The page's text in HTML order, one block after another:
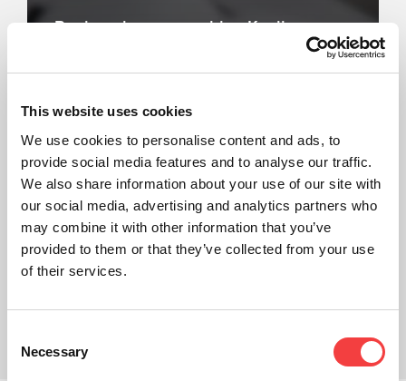
This website uses cookies
We use cookies to personalise content and ads, to
provide social media features and to analyse our traffic.
We also share information about your use of our site with
our social media, advertising and analytics partners who
may combine it with other information that you’ve
provided to them or that they’ve collected from your use
of their services.
Selection
Necessary
Registra la tua macchina Keyline e
profilo.
Contattaci